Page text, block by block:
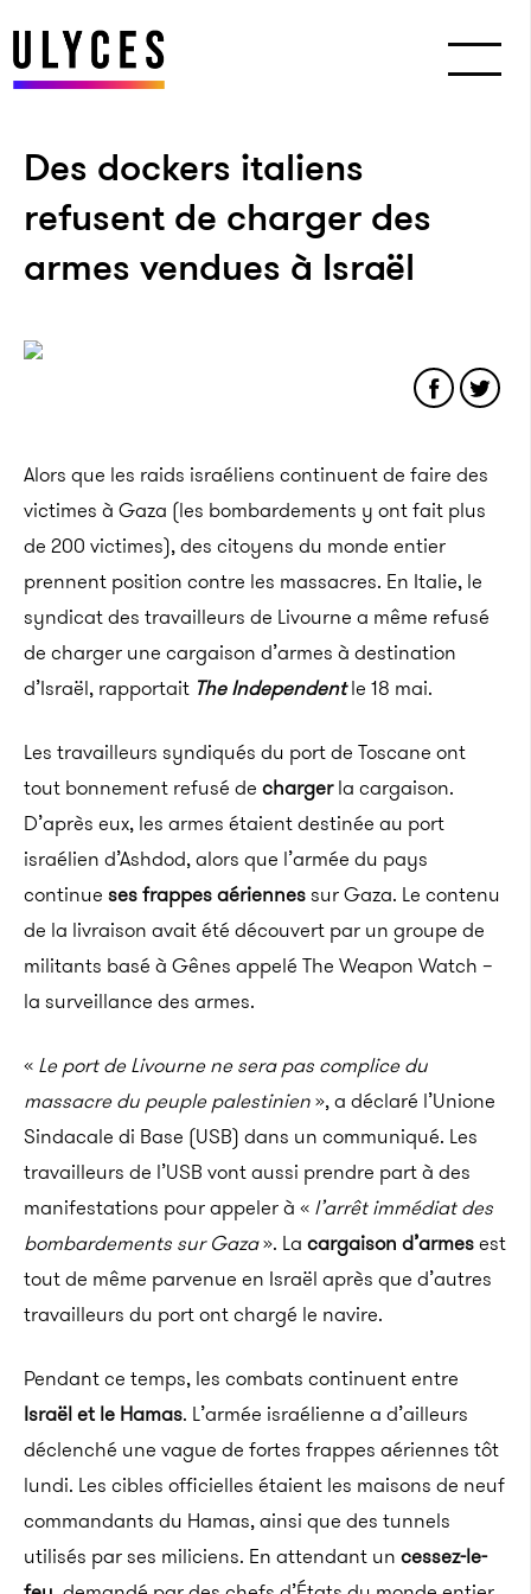
Des dockers italiens
refusent de charger des
armes vendues à Israël
Alors que les raids israéliens continuent de faire des
victimes à Gaza (les bombardements y ont fait plus
de 200 victimes), des citoyens du monde entier
prennent position contre les massacres. En Italie, le
syndicat des travailleurs de Livourne a même refusé
de charger une cargaison d’armes à destination
d’Israël, rapportait The Independentle 18 mai.
Les travailleurs syndiqués du port de Toscane ont
tout bonnement refusé de chargerla cargaison.
D’après eux, les armes étaient destinée au port
israélien d’Ashdod, alors que l’armée du pays
continue ses frappes aériennessur Gaza. Le contenu
de la livraison avait été découvert par un groupe de
militants basé à Gênes appelé The Weapon Watch –
la surveillance des armes.
« Le port de Livourne ne sera pas complice du
massacre du peuple palestinien», a déclaré l’Unione
Sindacale di Base (USB) dans un communiqué. Les
travailleurs de l’USB vont aussi prendre part à des
manifestations pour appeler à « l’arrêt immédiat des
bombardements sur Gaza». La cargaison d’armesest
tout de même parvenue en Israël après que d’autres
travailleurs du port ont chargé le navire.
Pendant ce temps, les combats continuent entre
Israël et le Hamas. L’armée israélienne a d’ailleurs
déclenché une vague de fortes frappes aériennes tôt
lundi. Les cibles officielles étaient les maisons de neuf
commandants du Hamas, ainsi que des tunnels
utilisés par ses miliciens. En attendant un cessez-le-